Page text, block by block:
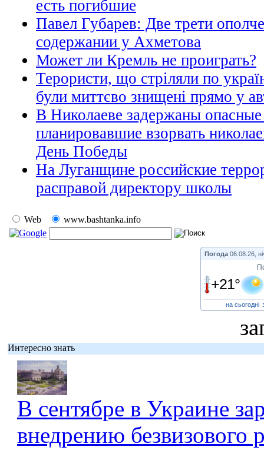
есть погибшие
Павел Губарев: Две трети
содержании у Ахметова
Может ли Кремль не проиграть?
Терористи, що стріляли по
були миттєво знищені прямо у
В Николаеве задержаны
планировавшие взорвать
День Победы
На Луганщине российские
расправой директору школы
Web www.bashtanka.info
Погода 06.08.26,
+21°
на сьогодні
Интересно знать
В сентябре в Украине
внедрению безвизового